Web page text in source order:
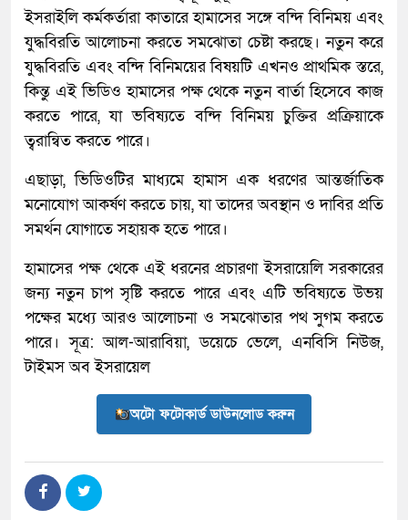
ইসরাইলি কর্মকর্তারা কাতারে হামাসের সঙ্গে বন্দি বিনিময় এবং
যুদ্ধবিরতি আলোচনা করতে সমঝোতা চেষ্টা করছে। নতুন করে
যুদ্ধবিরতি এবং বন্দি বিনিময়ের বিষয়টি এখনও প্রাথমিক স্তরে,
কিন্তু এই ভিডিও হামাসের পক্ষ থেকে নতুন বার্তা হিসেবে কাজ
করতে পারে, যা ভবিষ্যতে বন্দি বিনিময় চুক্তির প্রক্রিয়াকে
ত্বরান্বিত করতে পারে।
এছাড়া, ভিডিওটির মাধ্যমে হামাস এক ধরণের আন্তর্জাতিক
মনোযোগ আকর্ষণ করতে চায়, যা তাদের অবস্থান ও দাবির প্রতি
সমর্থন যোগাতে সহায়ক হতে পারে।
হামাসের পক্ষ থেকে এই ধরনের প্রচারণা ইসরায়েলি সরকারের
জন্য নতুন চাপ সৃষ্টি করতে পারে এবং এটি ভবিষ্যতে উভয়
পক্ষের মধ্যে আরও আলোচনা ও সমঝোতার পথ সুগম করতে
পারে। সূত্র: আল-আরাবিয়া, ডয়েচে ভেলে, এনবিসি নিউজ,
টাইমস অব ইসরায়েল
অটো ফটোকার্ড ডাউনলোড করুন